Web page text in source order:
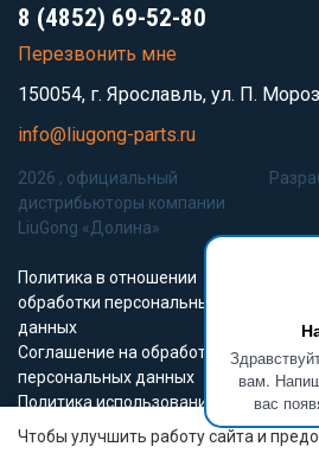
вам.
вас
8 (4852) 69-52-80
Перезвонить мне
150054, г. Ярославль, ул. П.
info@liugong-parts.ru
2026 , официальный
дистрибьюторы компании
LiuGong «Долина»
Политика в отношении
обработки персональных
данных
Соглашение на обработку
персональных данных
Политика использования
Cookie-файлов
Чтобы улучшить работу сайта и